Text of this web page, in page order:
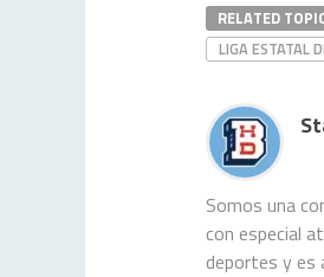
RELATED
LIGA ESTATAL
Somos una
con especial
deportes y es